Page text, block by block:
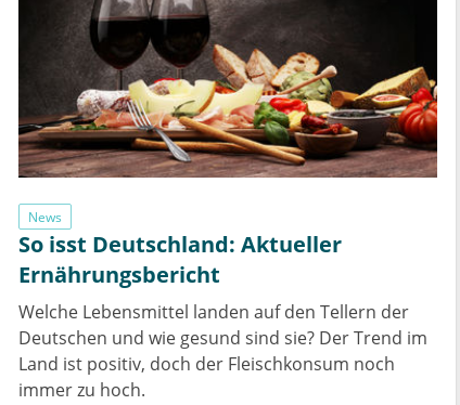
News
So isst Deutschland: Aktueller
Ernährungsbericht
Welche Lebensmittel landen auf den Tellern der
Deutschen und wie gesund sind sie? Der Trend im
Land ist positiv, doch der Fleischkonsum noch
immer zu hoch.